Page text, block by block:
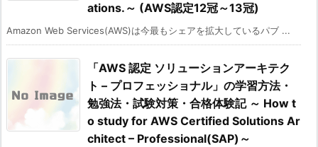
ations.～ (AWS認定12冠～13冠)
Amazon Web Services(AWS)は今最もシェアを拡大しているパブ ...
「AWS 認定 ソリューションアーキテク
ト – プロフェッショナル」の学習方法・
勉強法・試験対策・合格体験記 ～ How t
o study for AWS Certified Solutions Ar
chitect – Professional(SAP)～